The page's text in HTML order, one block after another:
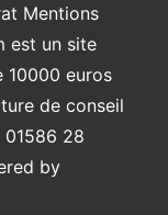
Mentions
est un site
10000 euros
de conseil
28
by